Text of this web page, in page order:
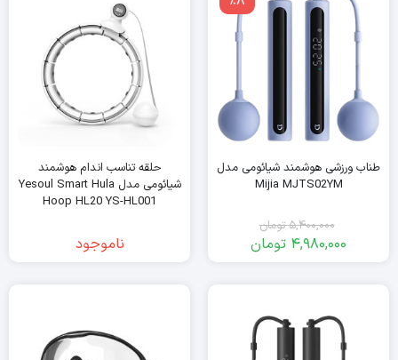
طناب ورزشی هوشمند شیائومی مدل
Mijia MJTS02YM
5,400,000 تومان
تومان
بود.
4,980,000 تومان
تومان.
حلقه تناسب اندام هوشمند
شیائومی مدل Yesoul Smart Hula
Hoop HL20 YS-HL001
ناموجود